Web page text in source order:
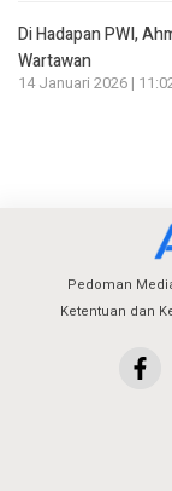
Di Hadapan PWI,
Wartawan
14 Januari 2026 |
Pedoman
Ketentuan dan